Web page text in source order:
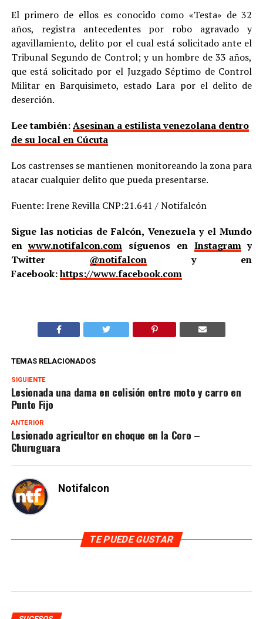
El primero de ellos es conocido como «Testa» de 32
años, registra antecedentes por robo agravado y
agavillamiento, delito por el cual está solicitado ante el
Tribunal Segundo de Control; y un hombre de 33 años,
que está solicitado por el Juzgado Séptimo de Control
Militar en Barquisimeto, estado Lara por el delito de
deserción.
Lee también:Asesinan a estilista venezolana dentro
de su local en Cúcuta
Los castrenses se mantienen monitoreando la zona para
atacar cualquier delito que pueda presentarse.
Fuente: Irene Revilla CNP:21.641 / Notifalcón
Sigue las noticias de Falcón, Venezuela y el Mundo
enwww.notifalcon.com síguenos en Instagramy
Twitter @notifalcony en
Facebook:https://www.facebook.com
TEMAS RELACIONADOS
SIGUIENTE
Lesionada una dama en colisión entre moto y carro en
Punto Fijo
ANTERIOR
Lesionado agricultor en choque en la Coro –
Churuguara
Notifalcon
TE PUEDE GUSTAR